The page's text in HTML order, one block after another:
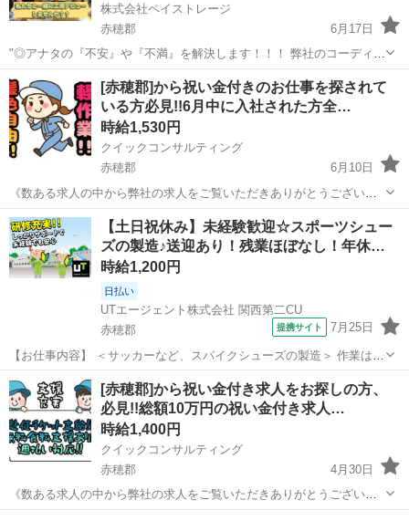
株式会社ペイストレージ
赤穂郡
6月17日
"◎アナタの『不安』や『不満』を解決します！！！ 弊社のコーディネ
ーターが一人一人に徹底的に寄り添い一緒に解決していきます☆ お金
が『無い』 仕事が『無い』 住む家が『無い』 携帯が『無い』 ☆弊社
独自の支援サー...
兵庫 工場 時給
[赤穂郡]から祝い金付きのお仕事を探されて
いる方必見!!6月中に入社された方全…
時給1,530円
クイックコンサルティング
赤穂郡
6月10日
《数ある求人の中から弊社の求人をご覧いただきありがとうございま
す!!》 実際に募集中の求人を掲載しておりますので、ご安心ください!!
その他にも掲載していない求人が兵庫県内にかなりの取り扱いがござ
いますので、お気軽にお問...
兵庫 赤穂郡 工場 時給
【土日祝休み】未経験歓迎☆スポーツシュー
ズの製造♪送迎あり！残業ほぼなし！年休…
時給1,200円
日払い
UTエージェント株式会社 関西第二CU
赤穂郡
提携サイト 7月25日
【お仕事内容】 ＜サッカーなど、スパイクシューズの製造＞ 作業はさ
まざま！自分にあった作業をお任せします♪ ＜具体的には…＞ ◆靴底
（ソール）と本体をのりで合わせる ◆はみ出たのりを削る ◆シューズ
を型にはめる ◆シューズ...
兵庫 赤穂郡 工場
[赤穂郡]から祝い金付き求人をお探しの方、
必見!!総額10万円の祝い金付き求人…
時給1,400円
クイックコンサルティング
赤穂郡
4月30日
《数ある求人の中から弊社の求人をご覧いただきありがとうございま
す!!》 ☆総額10万円の祝い金付き求人のご案内です!!☆ こちらの求人